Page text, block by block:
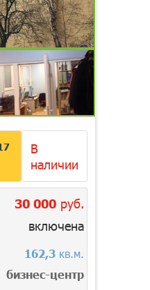
В
наличии
30 000руб.
включена
162,3кв.м.
бизнес-центр